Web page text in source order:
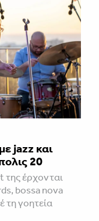
jazz και
20
της έρχονται
bossa nova
τη γοητεία